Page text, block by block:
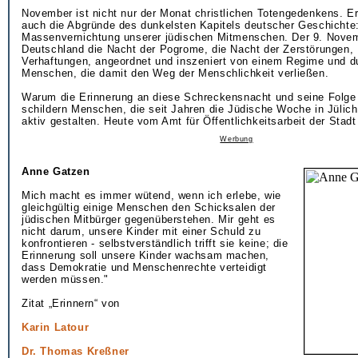
November ist nicht nur der Monat christlichen Totengedenkens.
auch die Abgründe des dunkelsten Kapitels deutscher
Massenvernichtung unserer jüdischen Mitmenschen. Der 9.
Deutschland die Nacht der Pogrome, die Nacht der Zerstörungen,
Verhaftungen, angeordnet und inszeniert von einem Regime und
Menschen, die damit den Weg der Menschlichkeit verließen.
Warum die Erinnerung an diese Schreckensnacht und seine
schildern Menschen, die seit Jahren die Jüdische Woche in
aktiv gestalten. Heute vom Amt für Öffentlichkeitsarbeit der
Werbung
Anne Gatzen
Mich macht es immer wütend, wenn ich erlebe, wie
gleichgültig einige Menschen den Schicksalen der
jüdischen Mitbürger gegenüberstehen. Mir geht es
nicht darum, unsere Kinder mit einer Schuld zu
konfrontieren - selbstverständlich trifft sie keine; die
Erinnerung soll unsere Kinder wachsam machen,
dass Demokratie und Menschenrechte verteidigt
werden müssen."
Zitat „Erinnern“ von
Karin Latour
Dr. Thomas Kreßner